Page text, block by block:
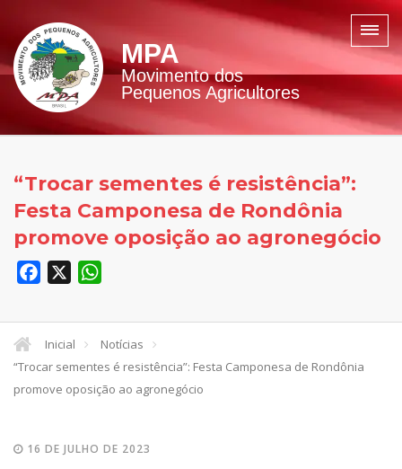
MPA
Movimento dos
Pequenos Agricultores
“Trocar sementes é resistência”:
Festa Camponesa de Rondônia
promove oposição ao agronegócio
Facebook
Inicial
Notícias
“Trocar sementes é resistência”: Festa Camponesa de Rondônia
promove oposição ao agronegócio
16 DE JULHO DE 2023